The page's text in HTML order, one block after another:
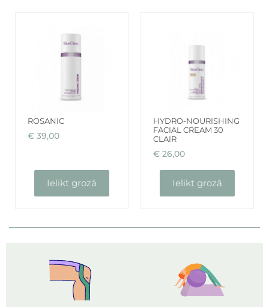
ROSANIC
€ 39,00
Ielikt grozā
HYDRO-NOURISHING
FACIAL CREAM 30
CLAIR
€ 26,00
Ielikt grozā